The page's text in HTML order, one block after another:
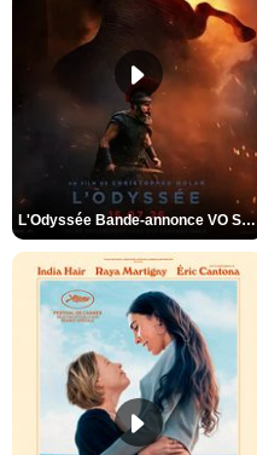
L'Odyssée Bande-annonce VO STFR